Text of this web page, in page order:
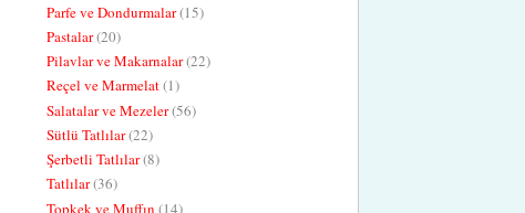
Parfe ve Dondurmalar(15)
Pastalar(20)
Pilavlar ve Makarnalar(22)
Reçel ve Marmelat(1)
Salatalar ve Mezeler(56)
Sütlü Tatlılar(22)
Şerbetli Tatlılar(8)
Tatlılar(36)
Topkek ve Muffın (14)